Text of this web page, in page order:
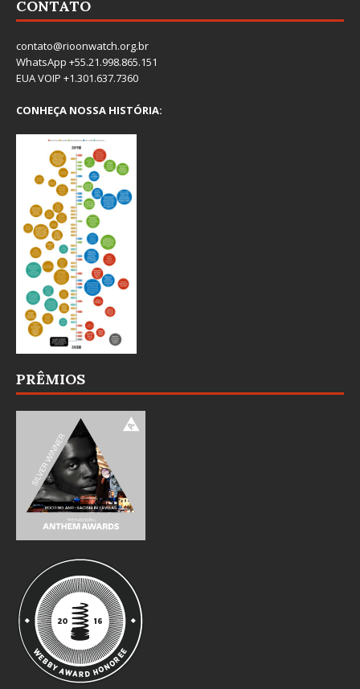
CONTATO
contato@rioonwatch.org.br
WhatsApp +55.21.998.865.151
EUA VOIP +1.301.637.7360
CONHEÇA NOSSA HISTÓRIA:
PRÊMIOS